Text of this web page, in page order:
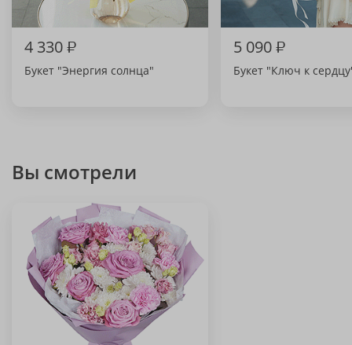
4 330₽
Букет "Энергия солнца"
5 090₽
Букет "Ключ к
Вы смотрели